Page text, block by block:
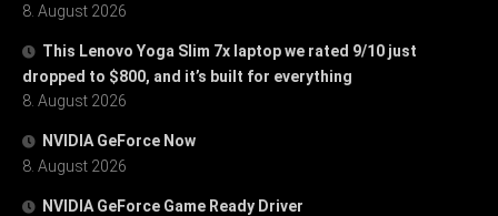
8. August 2026
This Lenovo Yoga Slim 7x laptop we rated 9/10 just
dropped to $800, and it’s built for everything
8. August 2026
NVIDIA GeForce Now
8. August 2026
NVIDIA GeForce Game Ready Driver